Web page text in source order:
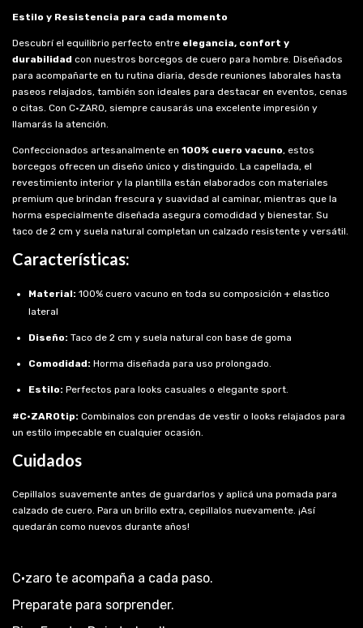
Estilo y Resistencia para cada momento
Descubrí el equilibrio perfecto entre elegancia, confort y
durabilidad con nuestros borcegos de cuero para hombre. Diseñados
para acompañarte en tu rutina diaria, desde reuniones laborales hasta
paseos relajados, también son ideales para destacar en eventos, cenas
o citas. Con C·ZARO, siempre causarás una excelente impresión y
llamarás la atención.
Confeccionados artesanalmente en 100% cuero vacuno, estos
borcegos ofrecen un diseño único y distinguido. La capellada, el
revestimiento interior y la plantilla están elaborados con materiales
premium que brindan frescura y suavidad al caminar, mientras que la
horma especialmente diseñada asegura comodidad y bienestar. Su
taco de 2 cm y suela natural completan un calzado resistente y versátil.
Características:
Material: 100% cuero vacuno en toda su composición + elastico
lateral
Diseño: Taco de 2 cm y suela natural con base de goma
Comodidad: Horma diseñada para uso prolongado.
Estilo: Perfectos para looks casuales o elegante sport.
#C·ZAROtip: Combinalos con prendas de vestir o looks relajados para
un estilo impecable en cualquier ocasión.
Cuidados
Cepillalos suavemente antes de guardarlos y aplicá una pomada para
calzado de cuero. Para un brillo extra, cepillalos nuevamente. ¡Así
quedarán como nuevos durante años!
C·zaro te acompaña a cada paso.
Preparate para sorprender.